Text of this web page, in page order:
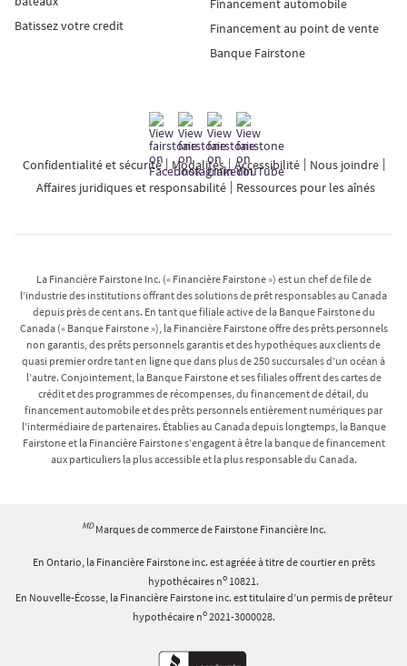
Batissez votre credit
Financement automobile
Financement au point de vente
Banque Fairstone
Confidentialité et sécurité Modalités Accessibilité
Nous joindre
Affaires juridiques et responsabilité
Ressources pour les aînés
La Financière Fairstone Inc. (« Financière Fairstone ») est un chef de file de
l’industrie des institutions offrant des solutions de prêt responsables au Canada
depuis près de cent ans. En tant que filiale active de la Banque Fairstone du
Canada (« Banque Fairstone »), la Financière Fairstone offre des prêts personnels
non garantis, des prêts personnels garantis et des hypothèques aux clients de
quasi premier ordre tant en ligne que dans plus de 250 succursales d’un océan à
l’autre. Conjointement, la Banque Fairstone et ses filiales offrent des cartes de
crédit et des programmes de récompenses, du financement de détail, du
financement automobile et des prêts personnels entièrement numériques par
l’intermédiaire de partenaires. Établies au Canada depuis longtemps, la Banque
Fairstone et la Financière Fairstone s’engagent à être la banque de financement
aux particuliers la plus accessible et la plus responsable du Canada.
MD Marques de commerce de Fairstone Financière Inc.
En Ontario, la Financière Fairstone inc. est agréée à titre de courtier en prêts
hypothécaires no 10821.
En Nouvelle-Écosse, la Financière Fairstone inc. est titulaire d’un permis de prêteur
hypothécaire no2021-3000028.